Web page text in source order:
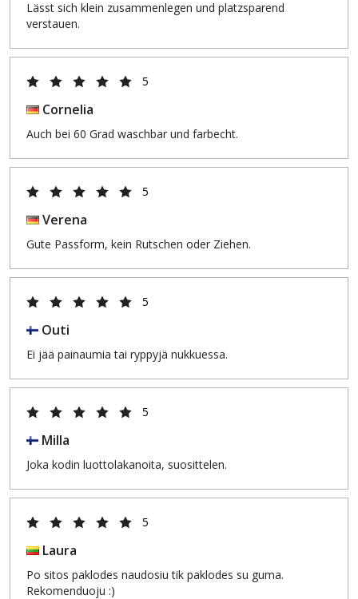
Lässt sich klein zusammenlegen und platzsparend
verstauen.
5
Cornelia
Auch bei 60 Grad waschbar und farbecht.
5
Verena
Gute Passform, kein Rutschen oder Ziehen.
5
Outi
Ei jää painaumia tai ryppyjä nukkuessa.
5
Milla
Joka kodin luottolakanoita, suosittelen.
5
Laura
Po sitos paklodes naudosiu tik paklodes su guma.
Rekomenduoju :)